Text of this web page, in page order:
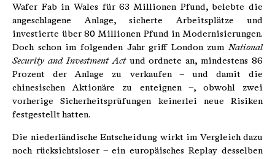
Wafer Fab in Wales für 63 Millionen Pfund, belebte die
angeschlagene Anlage, sicherte Arbeitsplätze und
investierte über 80 Millionen Pfund in Modernisierungen.
Doch schon im folgenden Jahr griff London zumNational
Security and Investment Actund ordnete an, mindestens 86
Prozent der Anlage zu verkaufen – und damit die
chinesischen Aktionäre zu enteignen –, obwohl zwei
vorherige Sicherheitsprüfungen keinerlei neue Risiken
festgestellt hatten.
Die niederländische Entscheidung wirkt im Vergleich dazu
noch rücksichtsloser – ein europäisches Replay desselben